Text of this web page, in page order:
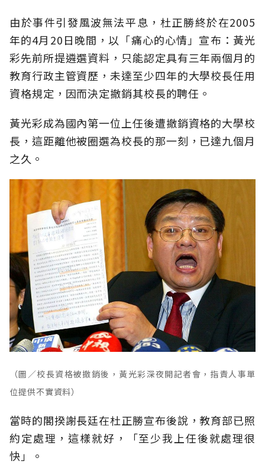
由於事件引發風波無法平息，杜正勝終於在2005
年的4月20日晚間，以「痛心的心情」宣布：黃光
彩先前所提遴選資料，只能認定具有三年兩個月的
教育行政主管資歷，未達至少四年的大學校長任用
資格規定，因而決定撤銷其校長的聘任。
黃光彩成為國內第一位上任後遭撤銷資格的大學校
長，這距離他被圈選為校長的那一刻，已達九個月
之久。
（圖／校長資格被撤銷後，黃光彩深夜開記者會，指責人事單
位提供不實資料）
當時的閣揆謝長廷在杜正勝宣布後說，教育部已照
約定處理，這樣就好，「至少我上任後就處理很
快」。